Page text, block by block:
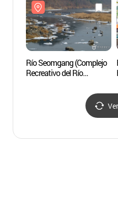
Río Seomgang (Complejo
Recreativo del Río